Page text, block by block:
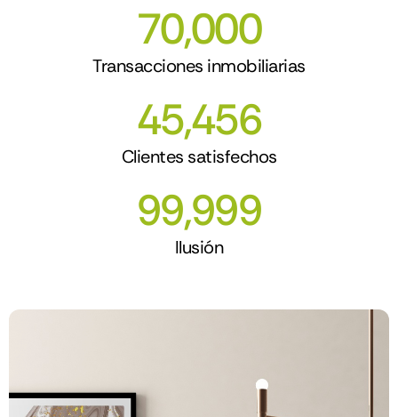
Transacciones inmobiliarias
70,000
Clientes satisfechos
45,456
Ilusión
99,999